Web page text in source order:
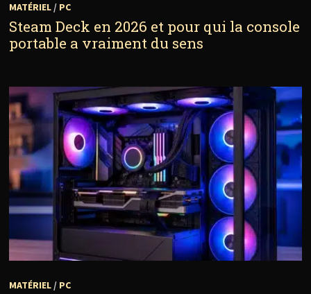
MATÉRIEL/ PC
Steam Deck en 2026 et pour qui la console
portable a vraiment du sens
MATÉRIEL/ PC